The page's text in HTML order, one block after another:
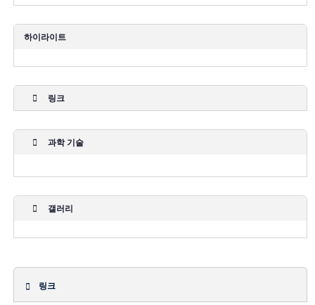
하이라이트
링크
과학 기술
갤러리
링크